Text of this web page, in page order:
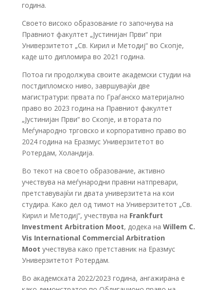
година.
Своето високо образование го започнува на
Правниот факултет „Јустинијан Први“ при
Универзитетот „Св. Кирил и Методиј“ во Скопје,
каде што дипломира во 2021 година.
Потоа ги продолжува своите академски студии на
постдипломско ниво, завршувајќи две
магистратури: првата по Граѓанско материјално
право во 2023 година на Правниот факултет
„Јустинијан Први“ во Скопје, и втората по
Меѓународно трговско и корпоративно право во
2024 година на Еразмус Универзитетот во
Ротердам, Холандија.
Во текот на своето образование, активно
учествува на меѓународни правни натпревари,
претставувајќи ги двата универзитета на кои
студира. Како дел од тимот на Универзитетот „Св.
Кирил и Методиј“, учествува на Frankfurt
Investment Arbitration Moot, додека на Willem C.
Vis International Commercial Arbitration
Moot учествува како претставник на Еразмус
Универзитетот Ротердам.
Во академската 2022/2023 година, ангажирана е